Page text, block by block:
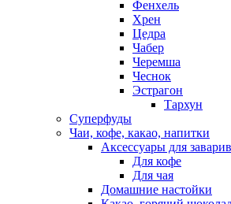
Фенхель
Хрен
Цедра
Чабер
Черемша
Чеснок
Эстрагон
Тархун
Суперфуды
Чаи, кофе, какао, напитки
Аксессуары для
Для кофе
Для чая
Домашние настойки